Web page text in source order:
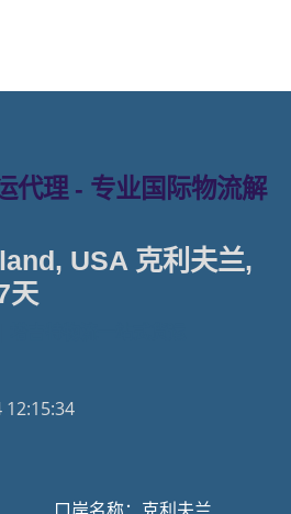
代理 - 专业国际物流解
USA 克利夫兰,
天